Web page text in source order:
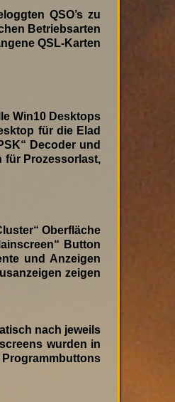
QSO’s zu
Betriebsarten
QSL-Karten
Win10 Desktops
für die Elad
Decoder und
für Prozessorlast,
Oberfläche
Button
und Anzeigen
zeigen
nach jeweils
wurden in